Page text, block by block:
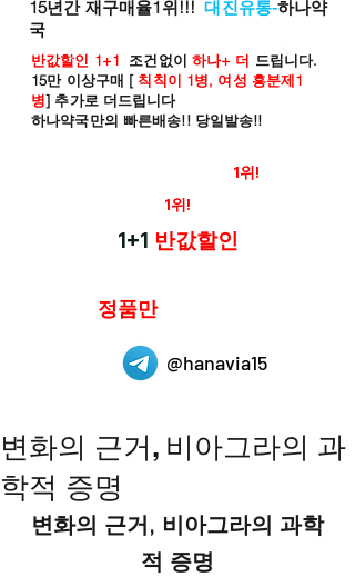
15년간 재구매율1위!!!대진유통-하나약
국
반값할인 1+1 조건없이 하나+ 더 드립니다.
15만 이상구매 [ 칙칙이 1병, 여성 흥분제1
병] 추가로 더드립니다
하나약국만의 빠른배송!! 당일발송!!
1위!
1위!
1+1 반값할인
정품만
@hanavia15
변화의 근거, 비아그라의 과
학적 증명
변화의 근거, 비아그라의 과학
적 증명